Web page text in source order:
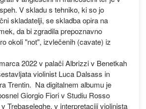
V skladu s tehniko, ki so jo
skladatelji, se skladba opira na
da bi zgradila prepoznavno
okoli "not", izvlečenih (cavate) iz
2022 v palači Albrizzi v Benetkah
violinist Luca Dalsass in
Trentin. Na digitalnem albumu je
Giorgio Fiori v Studiu Rosso
Trebaseleghe, v interpretaciji violinista